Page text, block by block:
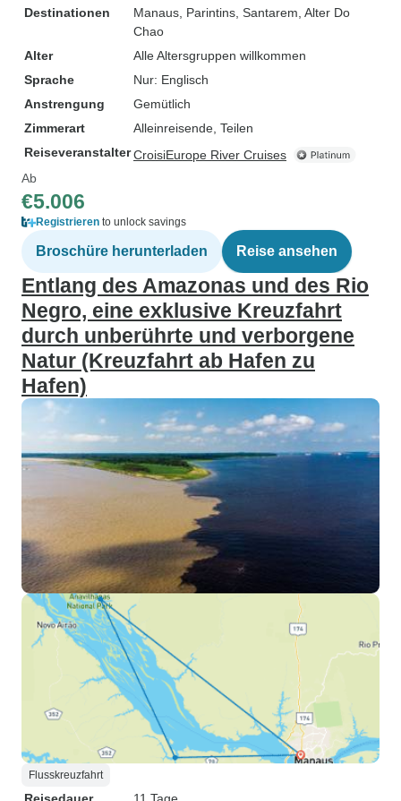
Destinationen
Manaus , Parintins , Santarem , Alter Do
Chao
Alter
Alle Altersgruppen willkommen
Sprache
Nur: Englisch
Anstrengung
Gemütlich
Zimmerart
Alleinreisende, Teilen
ReiseveranstalterCroisiEurope River Cruises
Ab
€5.006
Registrieren to unlock savings
Broschüre herunterladen Reise ansehen
Entlang des Amazonas und des Rio
Negro, eine exklusive Kreuzfahrt
durch unberührte und verborgene
Natur (Kreuzfahrt ab Hafen zu
Hafen)
Flusskreuzfahrt